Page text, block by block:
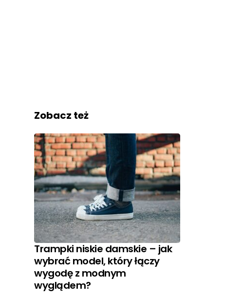
Zobacz też
Trampki niskie damskie – jak
wybrać model, który łączy
wygodę z modnym
wyglądem?